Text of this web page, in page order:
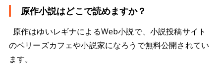
原作小説はどこで読めますか？
原作はゆいレギナによるWeb小説で、小説投稿サイト
のベリーズカフェや小説家になろうで無料公開されてい
ます。